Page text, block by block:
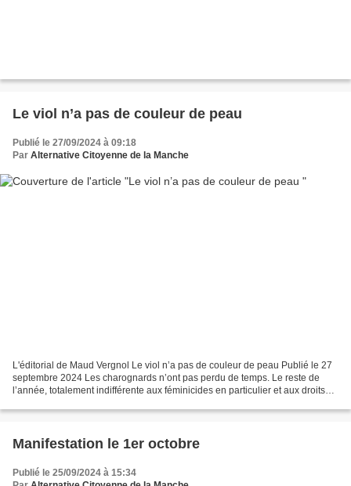
Le viol n’a pas de couleur de peau
Publié le 27/09/2024 à 09:18
Par Alternative Citoyenne de la Manche
L'éditorial de Maud Vergnol Le viol n’a pas de couleur de peau Publié le 27
septembre 2024 Les charognards n’ont pas perdu de temps. Le reste de
l’année, totalement indifférente aux féminicides en particulier et aux droits
Manifestation le 1er octobre
Publié le 25/09/2024 à 15:34